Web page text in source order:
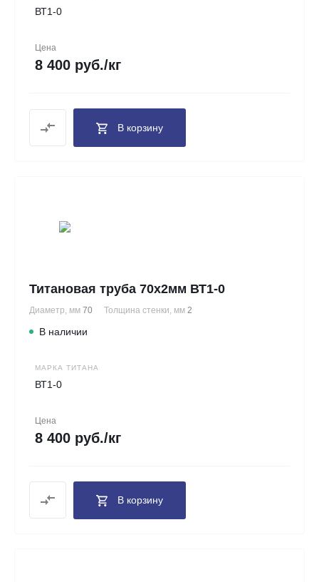
ВТ1-0
Цена
8 400 руб./кг
В корзину
Титановая труба 70х2мм ВТ1-0
Диаметр, мм 70 Толщина стенки, мм 2
В наличии
МАРКА ТИТАНА
ВТ1-0
Цена
8 400 руб./кг
В корзину